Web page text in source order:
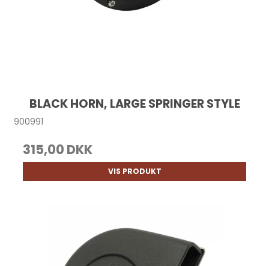
BLACK HORN, LARGE SPRINGER STYLE
900991
315,00 DKK
VIS PRODUKT